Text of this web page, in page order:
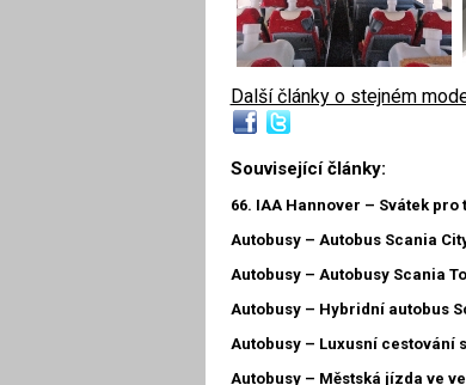
Další články o stejném
Související články:
66. IAA Hannover – Svátek pro
Autobusy – Autobus Scania
Autobusy – Autobusy Scania
Autobusy – Hybridní autobus
Autobusy – Luxusní cestování
Autobusy – Městská jízda ve